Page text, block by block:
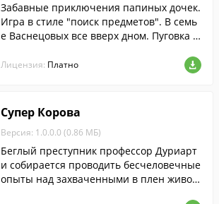
Забавные приключения папиных дочек.
Игра в стиле "поиск предметов". В семь
е Васнецовых все вверх дном. Пуговка о
азбудить уставшего папу. Галина Сергее
вна хочет позаниматься с Полежайкины
шая опробовать новую диету. Чтобы раз
обраться в этом хаосе, потребуется ваш
а дружеская помощь. Найдите все пред
меты, решите головоломки и наведите п
орядок в доме!
Лицензия: Платно
Супер Корова
Версия: 1.0.0.0 (0.86 МБ)
Беглый преступник профессор Дуриарт
и собирается проводить бесчеловечные
опыты над захваченными в плен живот